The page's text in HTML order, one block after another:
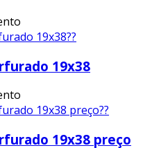
19x38
19x38 preço